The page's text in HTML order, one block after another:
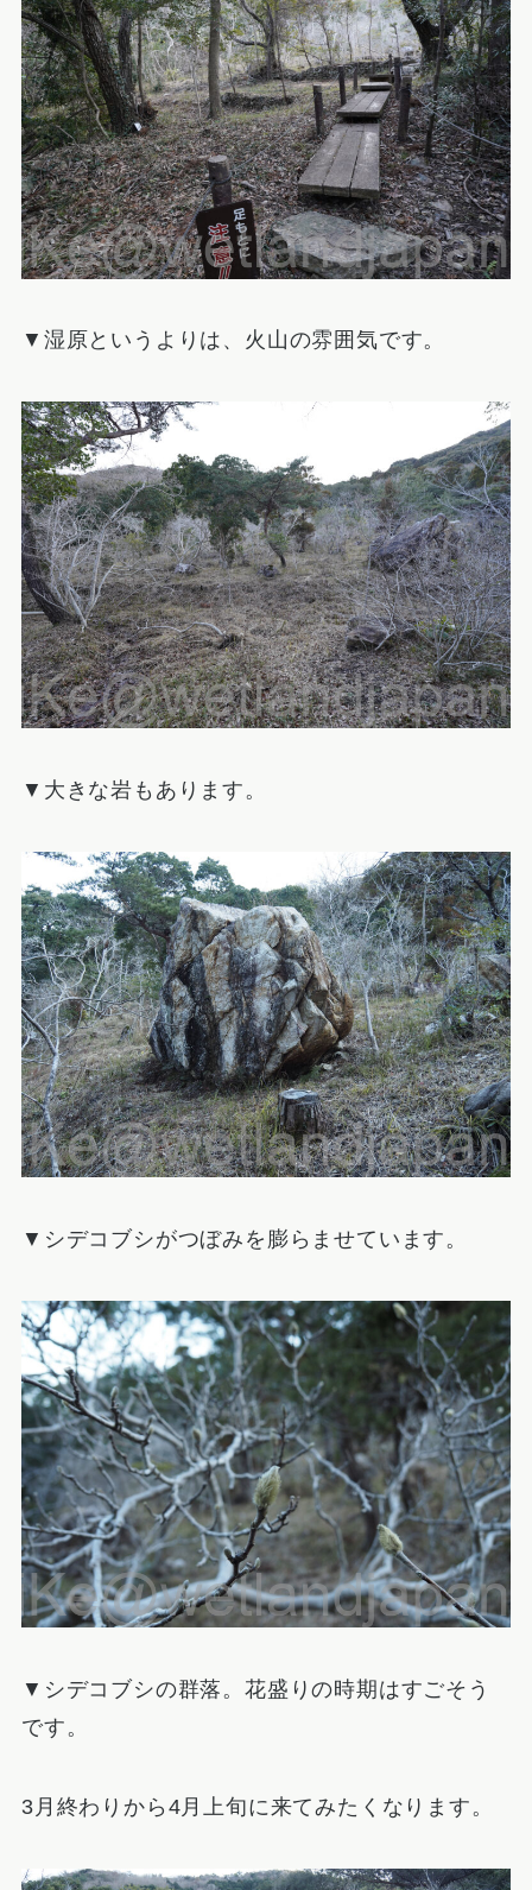
▼湿原というよりは、火山の雰囲気です。
▼大きな岩もあります。
▼シデコブシがつぼみを膨らませています。
▼シデコブシの群落。花盛りの時期はすごそう
です。
3月終わりから4月上旬に来てみたくなります。